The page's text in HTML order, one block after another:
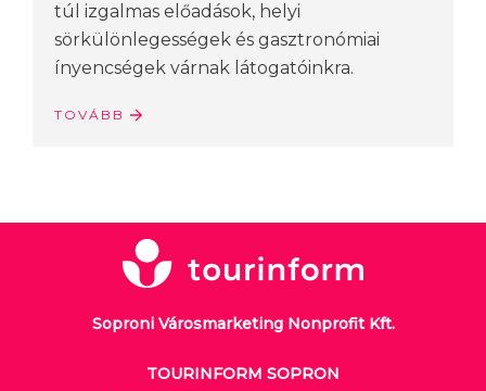
túl izgalmas előadások, helyi
sörkülönlegességek és gasztronómiai
ínyencségek várnak látogatóinkra.
TOVÁBB
Soproni Városmarketing Nonprofit Kft.
TOURINFORM SOPRON